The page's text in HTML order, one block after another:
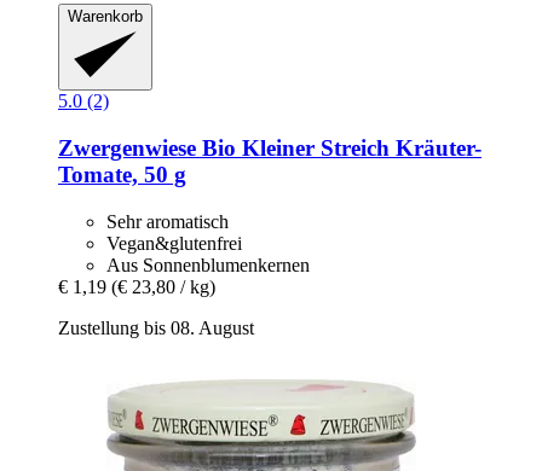
Warenkorb
5.0 (2)
Zwergenwiese Bio Kleiner Streich Kräuter-​
Tomate, 50 g
Sehr aromatisch
Vegan&glutenfrei
Aus Sonnenblumenkernen
€ 1,19 (€ 23,80 / kg)
Zustellung bis 08. August